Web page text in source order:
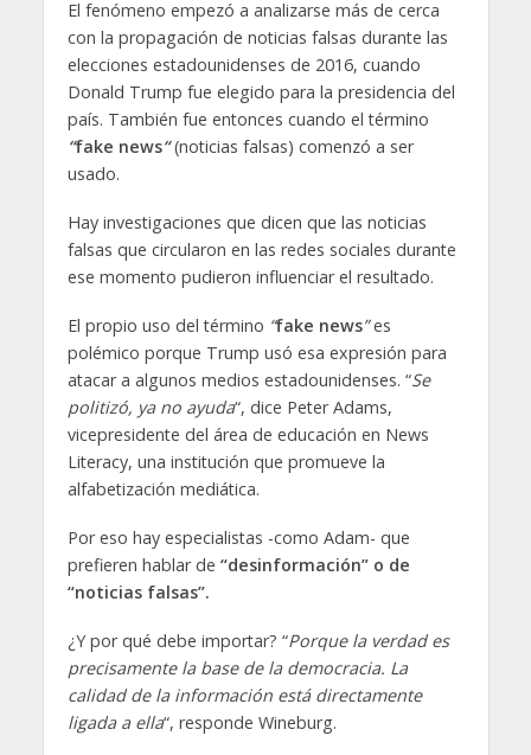
El fenómeno empezó a analizarse más de cerca
con la propagación de noticias falsas durante las
elecciones estadounidenses de 2016, cuando
Donald Trump fue elegido para la presidencia del
país. También fue entonces cuando el término
“fake news“(noticias falsas) comenzó a ser
usado.
Hay investigaciones que dicen que las noticias
falsas que circularon en las redes sociales durante
ese momento pudieron influenciar el resultado.
El propio uso del término “fake news”es
polémico porque Trump usó esa expresión para
atacar a algunos medios estadounidenses. “Se
politizó, ya no ayuda“, dice Peter Adams,
vicepresidente del área de educación en News
Literacy, una institución que promueve la
alfabetización mediática.
Por eso hay especialistas -como Adam- que
prefieren hablar de “desinformación” o de
“noticias falsas”.
¿Y por qué debe importar? “Porque la verdad es
precisamente la base de la democracia. La
calidad de la información está directamente
ligada a ella“, responde Wineburg.